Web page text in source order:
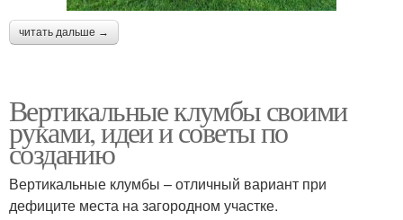
читать дальше →
Вертикальные клумбы своими
руками, идеи и советы по
созданию
Вертикальные клумбы – отличный вариант при
дефиците места на загородном участке.